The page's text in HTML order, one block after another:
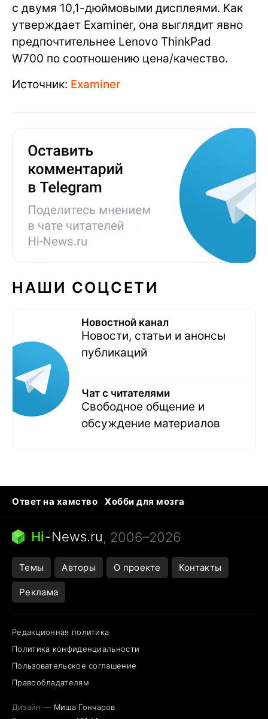
с двумя 10,1-дюймовыми дисплеями. Как
утверждает Examiner, она выглядит явно
предпочтительнее Lenovo ThinkPad
W700 по соотношению цена/качество.
Источник: Examiner
НАШИ СОЦСЕТИ
Новостной канал
Новости, статьи и анонсы
публикаций
Чат с читателями
Свободное общение и
обсуждение материалов
Ответ на хамство
Хобби для мозга
Бензин 100 и 95
Тунцы в океанариуме
Следующая пандемия
Hi-News.ru, 2006–2026
Темы Авторы О проекте Контакты
Реклама
Редакционная политика
Политика конфиденциальности
Пользовательское соглашение
Правообладателям
Дизайн — Миша Гончаров